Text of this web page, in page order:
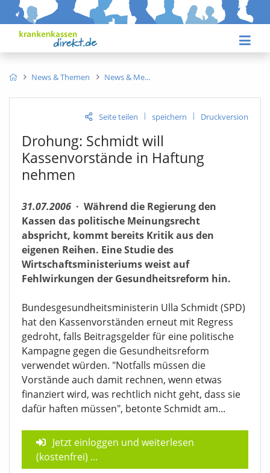
News & Themen News & Me
Seite teilen | speichern | Druckversion
Drohung: Schmidt will
Kassenvorstände in Haftung
nehmen
31.07.2006 · Während die Regierung den
Kassen das politische Meinungsrecht
abspricht, kommt bereits Kritik aus den
eigenen Reihen. Eine Studie des
Wirtschaftsministeriums weist auf
Fehlwirkungen der Gesundheitsreform hin.
Bundesgesundheitsministerin Ulla Schmidt (SPD)
hat den Kassenvorständen erneut mit Regress
gedroht, falls Beitragsgelder für eine politische
Kampagne gegen die Gesundheitsreform
verwendet würden. "Notfalls müssen die
Vorstände auch damit rechnen, wenn etwas
finanziert wird, was rechtlich nicht geht, dass sie
dafür haften müssen", betonte Schmidt am...
Jetzt einloggen und weiterlesen
(kostenfrei) ...